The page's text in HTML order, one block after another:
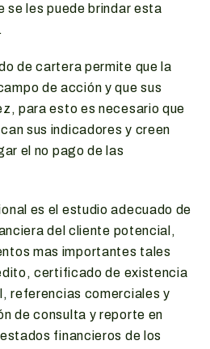
se les puede brindar esta
de cartera permite que la
de acción y que sus
para esto es necesario que
sus indicadores y creen
el no pago de las
es el estudio adecuado de
del cliente potencial,
mas importantes tales
certificado de existencia
referencias comerciales y
de consulta y reporte en
financieros de los